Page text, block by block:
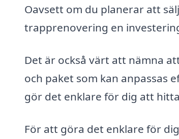
Oavsett om du planerar att
trapprenovering en
Det är också värt att nämna
och paket som kan anpassas
gör det enklare för dig att
För att göra det enklare för